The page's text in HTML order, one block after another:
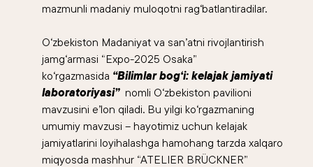
mazmunli madaniy muloqotni rag‘batlantiradilar.
O‘zbekiston Madaniyat va san’atni rivojlantirish
jamg‘armasi “Expo-2025 Osaka”
ko‘rgazmasida “Bilimlar bog‘i: kelajak jamiyati
laboratoriyasi”nomli O‘zbekiston pavilioni
mavzusini e’lon qiladi. Bu yilgi ko‘rgazmaning
umumiy mavzusi – hayotimiz uchun kelajak
jamiyatlarini loyihalashga hamohang tarzda xalqaro
miqyosda mashhur “ATELIER BRÜCKNER”